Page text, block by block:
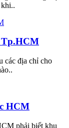
Tp.HCM
các địa chỉ cho
HCM
phải biết khu